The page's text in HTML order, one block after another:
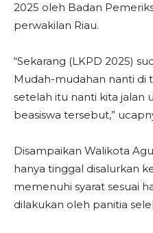
2025 oleh Badan
perwakilan Riau.
“Sekarang (LKPD 2025)
Mudah-mudahan nanti di
setelah itu nanti kita jalan
beasiswa tersebut,”
Disampaikan Walikota
hanya tinggal disalurkan
memenuhi syarat sesuai
dilakukan oleh panitia